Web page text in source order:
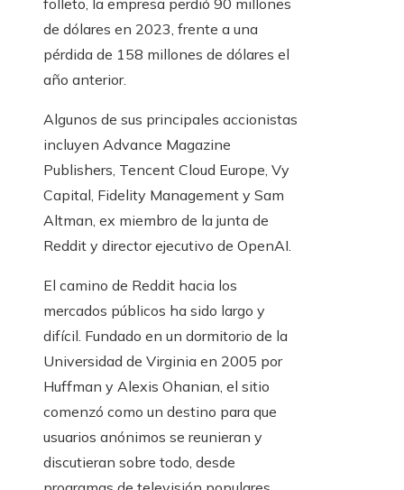
folleto, la empresa perdió 90 millones
de dólares en 2023, frente a una
pérdida de 158 millones de dólares el
año anterior.
Algunos de sus principales accionistas
incluyen Advance Magazine
Publishers, Tencent Cloud Europe, Vy
Capital, Fidelity Management y Sam
Altman, ex miembro de la junta de
Reddit y director ejecutivo de OpenAI.
El camino de Reddit hacia los
mercados públicos ha sido largo y
difícil. Fundado en un dormitorio de la
Universidad de Virginia en 2005 por
Huffman y Alexis Ohanian, el sitio
comenzó como un destino para que
usuarios anónimos se reunieran y
discutieran sobre todo, desde